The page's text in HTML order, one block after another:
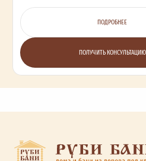
ПОДРОБНЕЕ
ПОЛУЧИТЬ КОНСУЛЬТАЦИЮ